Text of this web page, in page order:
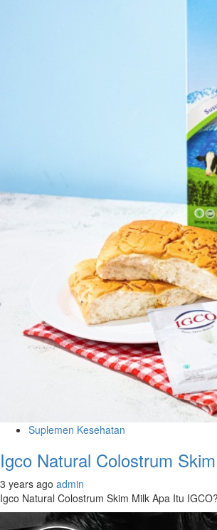
Suplemen Kesehatan
Igco Natural Colostrum
3 years ago admin
Igco Natural Colostrum Skim Milk Apa Itu